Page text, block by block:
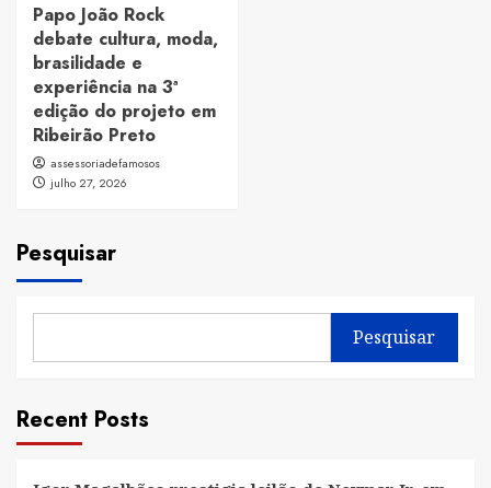
Papo João Rock
debate cultura, moda,
brasilidade e
experiência na 3ª
edição do projeto em
Ribeirão Preto
assessoriadefamosos
julho 27, 2026
Pesquisar
Pesquisar
Recent Posts